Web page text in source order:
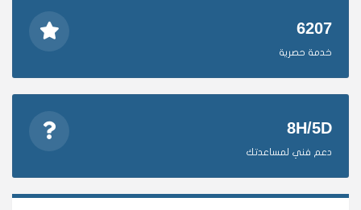
6207
خدمة حصرية
8H/5D
دعم فني لمساعدتك